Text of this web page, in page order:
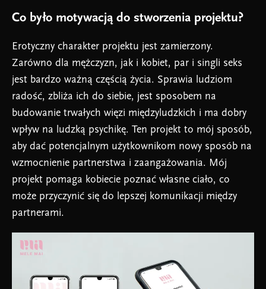
Co było motywacją do stworzenia projektu?
Erotyczny charakter projektu jest zamierzony.
Zarówno dla mężczyzn, jak i kobiet, par i singli seks
jest bardzo ważną częścią życia. Sprawia ludziom
radość, zbliża ich do siebie, jest sposobem na
budowanie trwałych więzi międzyludzkich i ma dobry
wpływ na ludzką psychikę. Ten projekt to mój sposób,
aby dać potencjalnym użytkownikom nowy sposób na
wzmocnienie partnerstwa i zaangażowania. Mój
projekt pomaga kobiecie poznać własne ciało, co
może przyczynić się do lepszej komunikacji między
partnerami.